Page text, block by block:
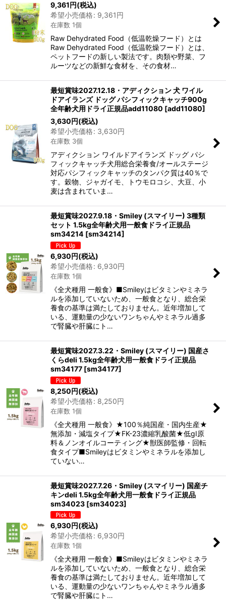
9,361円(税込)
希望小売価格: 9,361円
在庫数 1個
Raw Dehydrated Food（低温乾燥フード）とは
Raw Dehydrated Food（低温乾燥フード）とは、
ペットフードの新しい製法です。肉類や野菜、フ
ルーツなどの新鮮な食材を、その食材…
最短賞味2027.12.18・アディクション 犬 ワイル
ドアイランズ ドッグ パシフィックキャッチ900g
全年齢犬用ドライ正規品add11080 [add11080]
3,630円(税込)
希望小売価格: 3,630円
在庫数 3個
アディクション ワイルドアイランズ ドッグ パシ
フィックキャッチ犬用総合栄養食/オールステージ
対応パシフィックキャッチのタンパク質は40％で
す。穀物、ジャガイモ、トウモロコシ、大豆、小
麦は含まれていま…
最短賞味2027.9.18・Smiley (スマイリー) 3種類
セット 1.5kg全年齢犬用一般食ドライ正規品
sm34214 [sm34214]
6,930円(税込)
希望小売価格: 6,930円
在庫数 1個
《全犬種用 一般食》■Smileyはビタミンやミネラ
ルを添加していないため、一般食となり、総合栄
養食の基準は満たしておりません。近年増加して
いる、運動量の少ないワンちゃんやミネラル過多
で腎臓や肝臓にト…
最短賞味2027.3.22・Smiley (スマイリー) 国産さ
くらdeli 1.5kg全年齢犬用一般食ドライ正規品
sm34177 [sm34177]
8,250円(税込)
希望小売価格: 8,250円
在庫数 1個
《全犬種用 一般食》★100％純国産・国内生産★
無添加・減塩タイプ★FK-23濃縮乳酸菌★低gI原
料＆ノンオイルコーティング★獣医師監修・回転
食タイプ■Smileyはビタミンやミネラルを添加し
ていない…
最短賞味2027.7.26・Smiley (スマイリー) 国産チ
キンdeli 1.5kg全年齢犬用一般食ドライ正規品
sm34023 [sm34023]
6,930円(税込)
希望小売価格: 6,930円
在庫数 1個
《全犬種用 一般食》■Smileyはビタミンやミネラ
ルを添加していないため、一般食となり、総合栄
養食の基準は満たしておりません。近年増加して
いる、運動量の少ないワンちゃんやミネラル過多
で腎臓や肝臓にト…